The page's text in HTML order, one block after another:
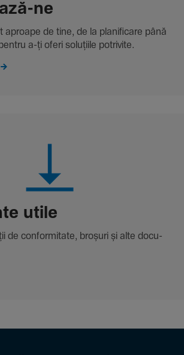
ne
aproape de tine, de la plani­fi­care până
a-ți oferi solu­țiile potri­vite.
utile
de conformitate, broșuri și alte docu­